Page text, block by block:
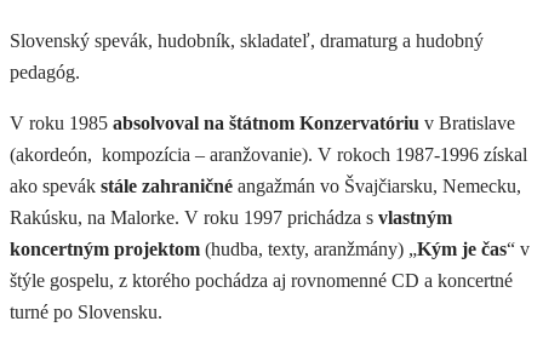
Slovenský spevák, hudobník, skladateľ, dramaturg a hudobný
pedagóg.
V roku 1985 absolvoval na štátnom Konzervatóriu v Bratislave
(akordeón, kompozícia – aranžovanie). V rokoch 1987-1996 získal
ako spevák stále zahraničné angažmán vo Švajčiarsku, Nemecku,
Rakúsku, na Malorke. V roku 1997 prichádza s vlastným
koncertným projektom (hudba, texty, aranžmány) „Kým je čas“ v
štýle gospelu, z ktorého pochádza aj rovnomenné CD a koncertné
turné po Slovensku.